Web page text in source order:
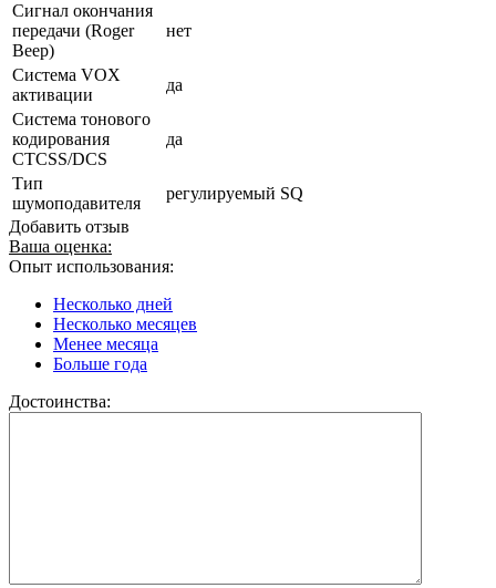
Сигнал окончания
передачи (Roger
Beep)
нет
Система VOX
активации
да
Система тонового
кодирования
CTCSS/DCS
да
Тип
шумоподавителя
регулируемый SQ
Добавить отзыв
Ваша оценка:
Опыт использования:
Несколько дней
Несколько месяцев
Менее месяца
Больше года
Достоинства: